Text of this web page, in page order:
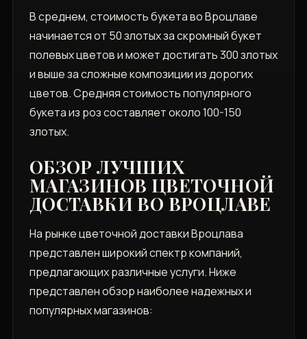
В среднем, стоимость букета во Вроцлаве
начинается от 50 злотых за скромный букет
полевых цветов и может достигать 300 злотых
и выше за сложные композиции из дорогих
цветов. Средняя стоимость популярного
букета из роз составляет около 100-150
злотых.
ОБЗОР ЛУЧШИХ
МАГАЗИНОВ ЦВЕТОЧНОЙ
ДОСТАВКИ ВО ВРОЦЛАВЕ
На рынке цветочной доставки Вроцлава
представлен широкий спектр компаний,
предлагающих различные услуги. Ниже
представлен обзор наиболее надежных и
популярных магазинов: